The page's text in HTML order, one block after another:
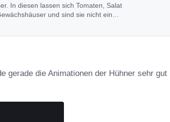
In diesen lassen sich Tomaten, Salat
und sind sie nicht ein
gerade die Animationen der Hühner sehr gut